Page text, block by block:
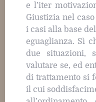
e l’iter
Giustizia nel
i casi alla base
eguaglianza. Sì
due situazioni,
valutare se, ed
di trattamento si
il cui